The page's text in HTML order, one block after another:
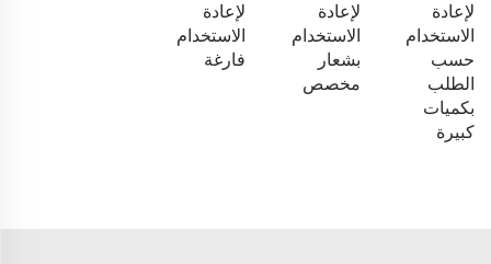
لإعادة
الاستخدام
حسب
الطلب
بكميات
كبيرة
لإعادة
الاستخدام
بشعار
مخصص
لإعادة
الاستخدام
فارغة